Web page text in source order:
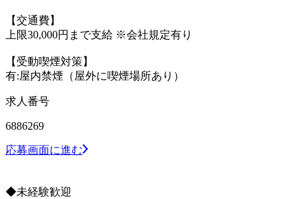
【交通費】
上限30,000円まで支給 ※会社規定有り
【受動喫煙対策】
有:屋内禁煙（屋外に喫煙場所あり）
求人番号
6886269
応募画面に進む
◆未経験歓迎